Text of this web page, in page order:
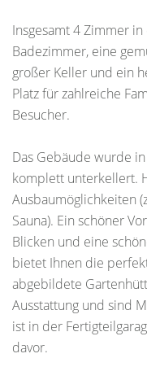
Insgesamt 4 Zimmer
Badezimmer, eine
großer Keller und ein
Platz für zahlreiche
Besucher.
Das Gebäude wurde
komplett unterkellert.
Ausbaumöglichkeiten
Sauna). Ein schöner
Blicken und eine
bietet Ihnen die
abgebildete
Ausstattung und sind
ist in der
davor.